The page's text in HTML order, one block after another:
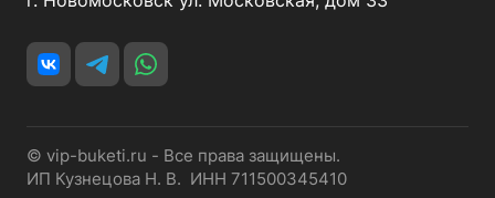
© vip-buketi.ru - Все права защищены.
ИП Кузнецова Н. В. ИНН 711500345410